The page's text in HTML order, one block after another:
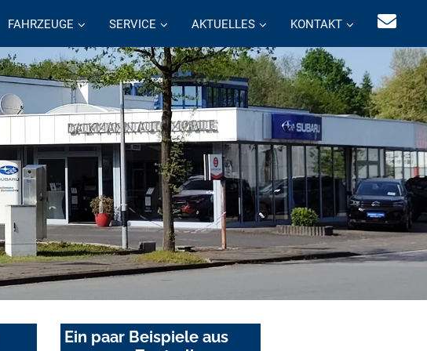
FAHRZEUGE SERVICE AKTUELLES KONTAKT
Ein paar Beispiele aus